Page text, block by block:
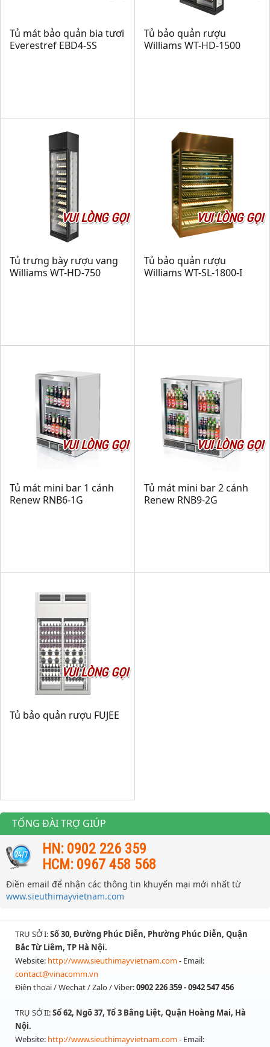
Tủ mát bảo quản bia tươi
Everestref EBD4-SS
Tủ bảo quản rượu
Williams WT-HD-1500
VUI LÒNG GỌI
Tủ trưng bày rượu vang
Williams WT-HD-750
VUI LÒNG GỌI
Tủ bảo quản rượu
Williams WT-SL-1800-I
VUI LÒNG GỌI
Tủ mát mini bar 1 cánh
Renew RNB6-1G
VUI LÒNG GỌI
Tủ mát mini bar 2 cánh
Renew RNB9-2G
VUI LÒNG GỌI
Tủ bảo quản rượu FUJEE
TỔNG ĐÀI TRỢ GIÚP
HN: 0902 226 359
HCM: 0967 458 568
Điền email để nhận các thông tin khuyến mại mới nhất từ
www.sieuthimayvietnam.com
TRỤ SỞ I:Số 30, Đường Phúc Diễn, Phường Phúc Diễn, Quận
Bắc Từ Liêm, TP Hà Nội.
Website: http://www.sieuthimayvietnam.com- Email:
contact@vinacomm.vn
Điện thoai / Wechat / Zalo / Viber:0902 226 359 - 0942 547 456
TRỤ SỞ II:Số 62, Ngõ 37, Tổ 3 Bằng Liệt, Quận Hoàng Mai, Hà
Nội.
Website: http://www.sieuthimayvietnam.com- Email: